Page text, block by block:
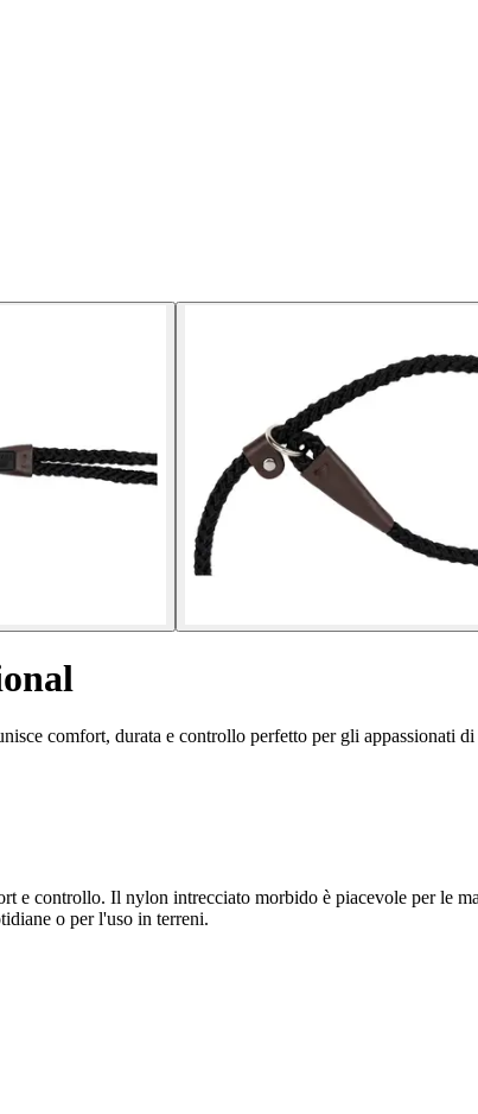
comfort, durata e controllo perfetto per gli appassionati di
e controllo. Il nylon intrecciato morbido è piacevole per le
o per l'uso in terreni.